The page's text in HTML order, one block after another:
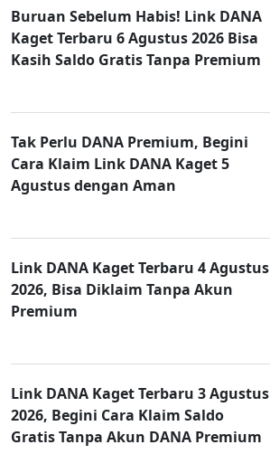
Buruan Sebelum Habis! Link DANA
Kaget Terbaru 6 Agustus 2026 Bisa
Kasih Saldo Gratis Tanpa Premium
Tak Perlu DANA Premium, Begini
Cara Klaim Link DANA Kaget 5
Agustus dengan Aman
Link DANA Kaget Terbaru 4 Agustus
2026, Bisa Diklaim Tanpa Akun
Premium
Link DANA Kaget Terbaru 3 Agustus
2026, Begini Cara Klaim Saldo
Gratis Tanpa Akun DANA Premium